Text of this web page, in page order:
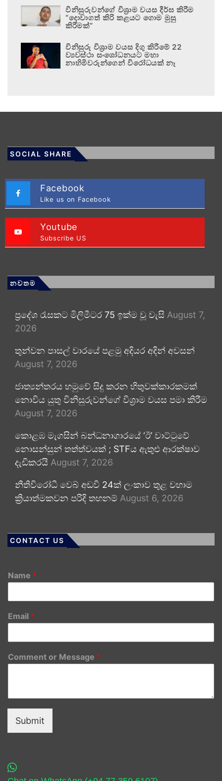
විනිසුරුවන්ගේ විශ්‍රාම වයස දීර්ඝ කිරීම
“දොවාගත් කිරි කළයට ගොම මුසු
කිරීමක්”
විනිසුරු විශ්‍රාම වයස දිගු කිරීමේ 22
ව්‍යවස්ථා සංශෝධනයට මහා
නාහිමිවරුන්ගෙන් විරෝධයක් නෑ
SOCIAL SHARE
Facebook
Like us on Facebook
Youtube
Subscribe US
නවතම
ප්‍රදේශ රැසකට මිලිමීටර 75 ඉක්ම වූ වැසි August 7,
2026
තුන්වන පාසල් වාරයේ පළමු අදියර අදින් අවසන්
August 7, 2026
ජාත්‍යන්තරය හමුවේ සිදු කරන හිතුවක්කාරකමක්
නොවිය යුතු විනිසුරුවන්ගේ විශ්‍රාම වයස පමා කිරීම
August 7, 2026
කොළඹ මැගසින් බන්ධනාගාරයේ ‘ඊ’ වාට්ටුවේ
නොසන්සුන් තත්ත්වයක් ; STFය ඇතුළු ආරක්ෂාව
දැඩිකරයි August 7, 2026
නීතිවිරෝධී වෙබ් අඩවි 24ක් ලංකාව තුළ වහාම
ක්‍රියාත්මකවන පරිදි තහනම් August 6, 2026
CONTACT US
Name *
Email *
Comment or Message *
Submit